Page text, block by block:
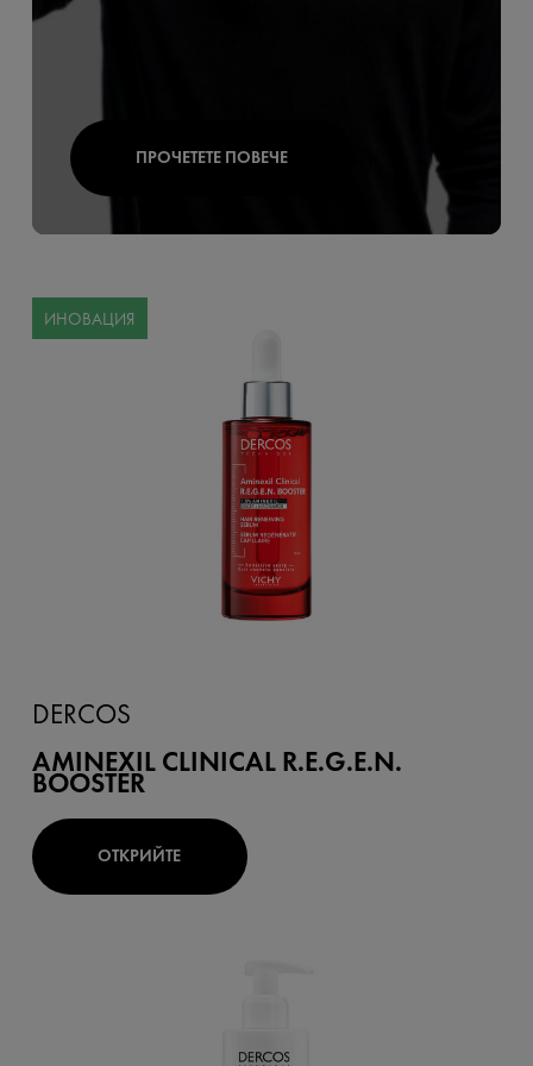
ПРОЧЕТЕТЕ ПОВЕЧЕ
ИНОВАЦИЯ
DERCOS
AMINEXIL CLINICAL R.E.G.E.N.
BOOSTER
ОТКРИЙТЕ